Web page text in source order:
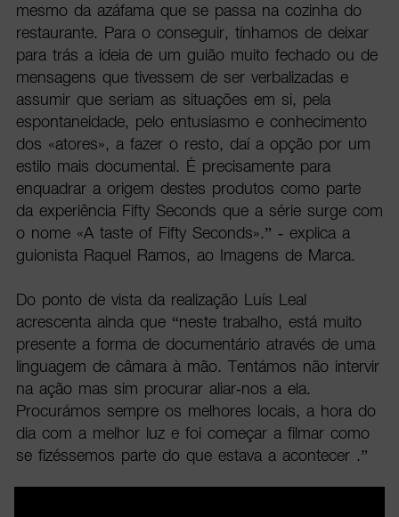
mesmo da azáfama que se passa na cozinha do
restaurante. Para o conseguir, tínhamos de deixar
para trás a ideia de um guião muito fechado ou de
mensagens que tivessem de ser verbalizadas e
assumir que seriam as situações em si, pela
espontaneidade, pelo entusiasmo e conhecimento
dos «atores», a fazer o resto, daí a opção por um
estilo mais documental. É precisamente para
enquadrar a origem destes produtos como parte
da experiência Fifty Seconds que a série surge com
o nome «A taste of Fifty Seconds».” - explica a
guionista Raquel Ramos, ao Imagens de Marca.
Do ponto de vista da realização Luís Leal
acrescenta ainda que “neste trabalho, está muito
presente a forma de documentário através de uma
linguagem de câmara à mão. Tentámos não intervir
na ação mas sim procurar aliar-nos a ela.
Procurámos sempre os melhores locais, a hora do
dia com a melhor luz e foi começar a filmar como
se fizéssemos parte do que estava a acontecer .”